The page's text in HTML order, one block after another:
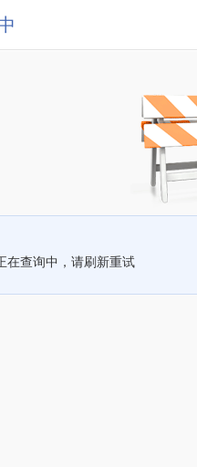
在查询中，请刷新重试